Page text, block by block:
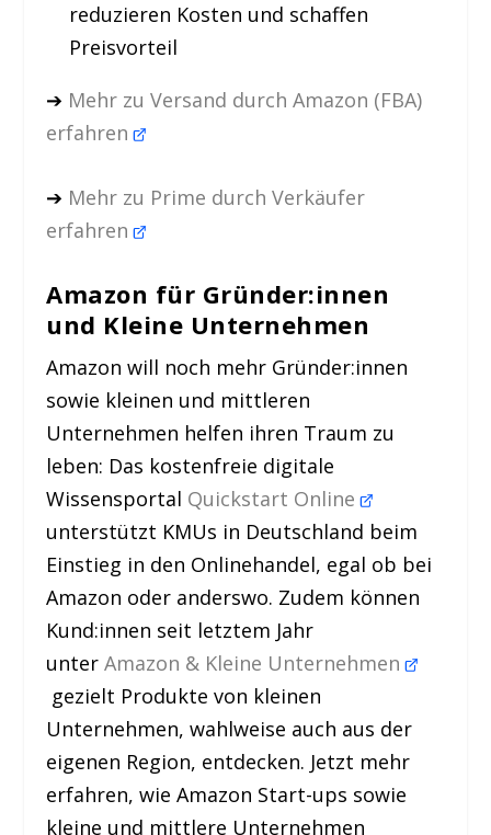
reduzieren Kosten und schaffen
Preisvorteil
➔ Mehr zu Versand durch Amazon (FBA)
erfahren
➔ Mehr zu Prime durch Verkäufer
erfahren
Amazon für Gründer:innen
und Kleine Unternehmen
Amazon will noch mehr Gründer:innen
sowie kleinen und mittleren
Unternehmen helfen ihren Traum zu
leben: Das kostenfreie digitale
Wissensportal Quickstart Online
unterstützt KMUs in Deutschland beim
Einstieg in den Onlinehandel, egal ob bei
Amazon oder anderswo. Zudem können
Kund:innen seit letztem Jahr
unterAmazon & Kleine Unternehmen
gezielt Produkte von kleinen
Unternehmen, wahlweise auch aus der
eigenen Region, entdecken. Jetzt mehr
erfahren, wie Amazon Start-ups sowie
kleine und mittlere Unternehmen